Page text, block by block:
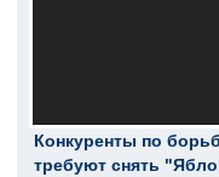
Конкуренты по
требуют снять